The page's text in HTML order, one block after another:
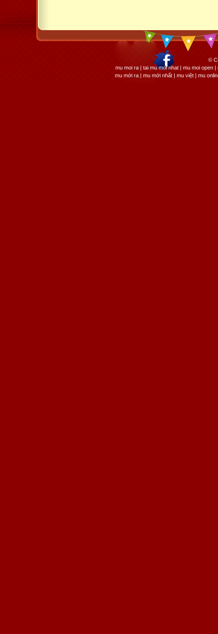
©
mu moi ra | tai mu moi nhat | mu moi open
mu mới ra | mu mới nhất | mu việt | mu